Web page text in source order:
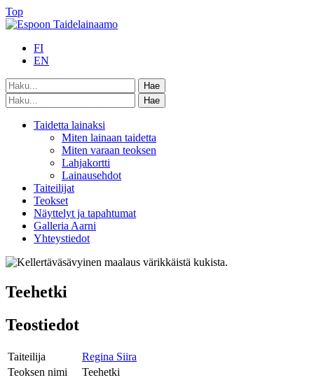
Top
FI
EN
Taidetta lainaksi
Miten lainaan taidetta
Miten varaan teoksen
Lahjakortti
Lainausehdot
Taiteilijat
Teokset
Näyttelyt ja tapahtumat
Galleria Aarni
Yhteystiedot
Teehetki
Teostiedot
Taiteilija
Regina Siira
Teoksen nimi
Teehetki